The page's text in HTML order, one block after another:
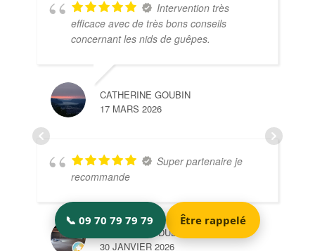
Intervention très
efficace avec de très bons conseils
concernant les nids de guêpes.
CATHERINE GOUBIN
17 MARS 2026
Super partenaire je
recommande
ALEXANDRE DUBROIS
30 JANVIER 2026